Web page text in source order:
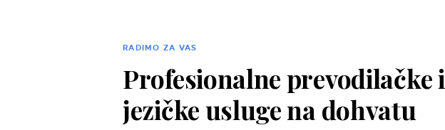
RADIMO ZA VAS
Profesionalne prevodilačke i
jezičke usluge na dohvatu